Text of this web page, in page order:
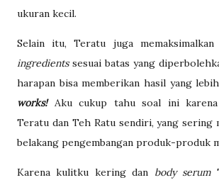
ukuran kecil.
Selain itu, Teratu juga
ingredients sesuai batas yang
harapan bisa memberikan hasil yang
works! Aku cukup tahu soal ini
Teratu dan Teh Ratu sendiri, yang sering
belakang pengembangan produk-produk
Karena kulitku kering dan body serum